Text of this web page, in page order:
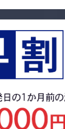
るものとします。
頼を受け、輸送を行
・確実な輸送を行う
方法については当社
、手段・順路等を変
当社の指定する方法
会社の運転手が、当
ーウインドウの故障
ー切れ、スベリ
ーの玉切れ
造車両の不具合
の 滅失・紛失・盗難
難な微細な傷
を得た場合または法
提供いたしません。
第三者に対し適切な
令、国が定める指針
、き損などのリスク
上させます。また、
苦情及び相談に対し
す。